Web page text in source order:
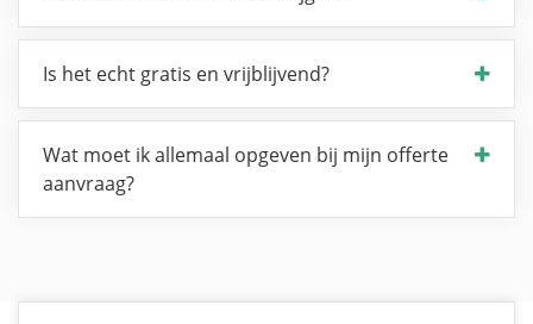
Is het echt gratis en vrijblijvend?
Wat moet ik allemaal opgeven bij mijn offerte
aanvraag?